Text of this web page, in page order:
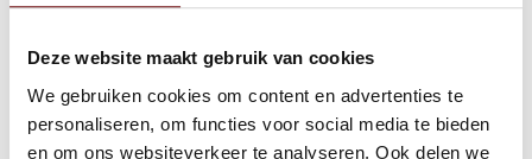
Deze website maakt gebruik van cookies
We gebruiken cookies om content en advertenties te
personaliseren, om functies voor social media te bieden
en om ons websiteverkeer te analyseren. Ook delen we
gebruik van nieuwe technologieën en er
voldoende ondersteuning voor
studenten moet zijn. Regelmatige